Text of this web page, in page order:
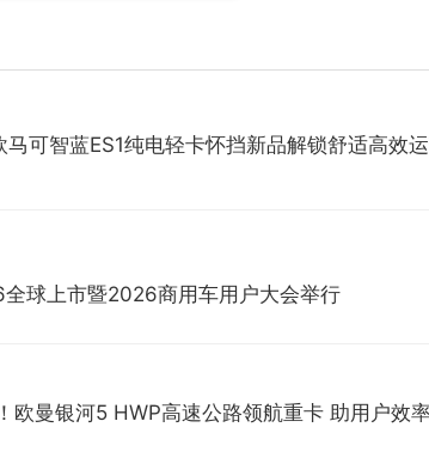
马可智蓝ES1纯电轻卡怀挡新品解锁舒适高效
球上市暨2026商用车用户大会举行
欧曼银河5 HWP高速公路领航重卡 助用户效